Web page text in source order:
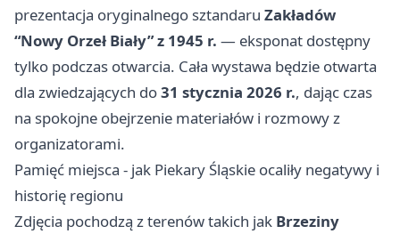
prezentacja oryginalnego sztandaru Zakładów
“Nowy Orzeł Biały” z 1945 r. — eksponat dostępny
tylko podczas otwarcia. Cała wystawa będzie otwarta
dla zwiedzających do31 stycznia 2026 r., dając czas
na spokojne obejrzenie materiałów i rozmowy z
organizatorami.
Pamięć miejsca - jak Piekary Śląskie ocaliły negatywy i
historię regionu
Zdjęcia pochodzą z terenów takich jak Brzeziny